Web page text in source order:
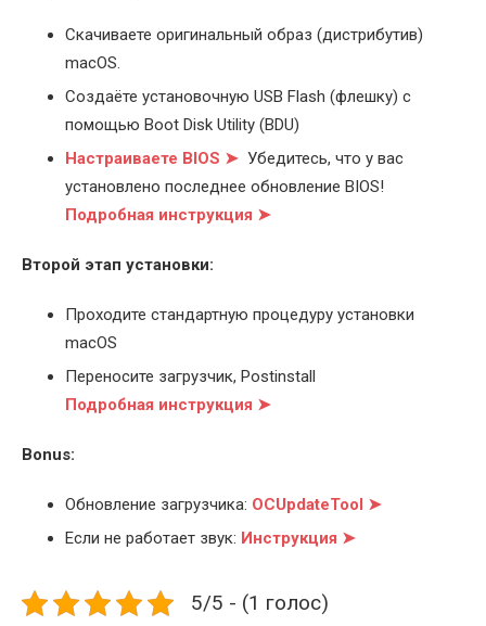
Скачиваете оригинальный образ (дистрибутив)
macOS.
Создаёте установочную USB Flash (флешку) с
помощью Boot Disk Utility (BDU)
Настраиваете BIOS ➤ Убедитесь, что у вас
установлено последнее обновление BIOS!
Подробная инструкция ➤
Второй этап установки:
Проходите стандартную процедуру установки
macOS
Переносите загрузчик, Postinstall
Подробная инструкция ➤
Bonus:
Обновление загрузчика: OCUpdateTool ➤
Если не работает звук: Инструкция ➤
5/5 - (1 голос)